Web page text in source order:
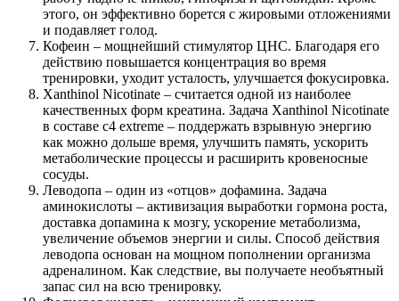
этого, он эффективно борется с жировыми отложениями
и подавляет голод.
Кофеин – мощнейший стимулятор ЦНС. Благодаря его
действию повышается концентрация во время
тренировки, уходит усталость, улучшается фокусировка.
Xanthinol Nicotinate – считается одной из наиболее
качественных форм креатина. Задача Xanthinol Nicotinate
в составе c4 extreme – поддержать взрывную энергию
как можно дольше время, улучшить память, ускорить
метаболические процессы и расширить кровеносные
сосуды.
Леводопа – один из «отцов» дофамина. Задача
аминокислоты – активизация выработки гормона роста,
доставка допамина к мозгу, ускорение метаболизма,
увеличение объемов энергии и силы. Способ действия
леводопа основан на мощном пополнении организма
адреналином. Как следствие, вы получаете необъятный
запас сил на всю тренировку.